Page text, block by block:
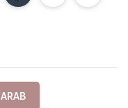
ARAB